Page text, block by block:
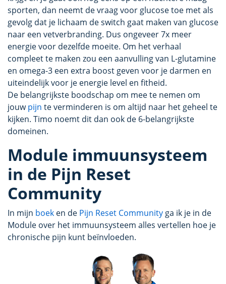
sporten, dan neemt de vraag voor glucose toe met als
gevolg dat je lichaam de switch gaat maken van glucose
naar een vetverbranding. Dus ongeveer 7x meer
energie voor dezelfde moeite. Om het verhaal
compleet te maken zou een aanvulling van L-glutamine
en omega-3 een extra boost geven voor je darmen en
uiteindelijk voor je energie level en fitheid.
De belangrijkste boodschap om mee te nemen om
jouwpijn te verminderen is om altijd naar het geheel te
kijken. Timo noemt dit dan ook de 6-belangrijkste
domeinen.
Module immuunsysteem
in de Pijn Reset
Community
In mijn boek en de Pijn Reset Communityga ik je in de
Module over het immuunsysteem alles vertellen hoe je
chronische pijn kunt beïnvloeden.